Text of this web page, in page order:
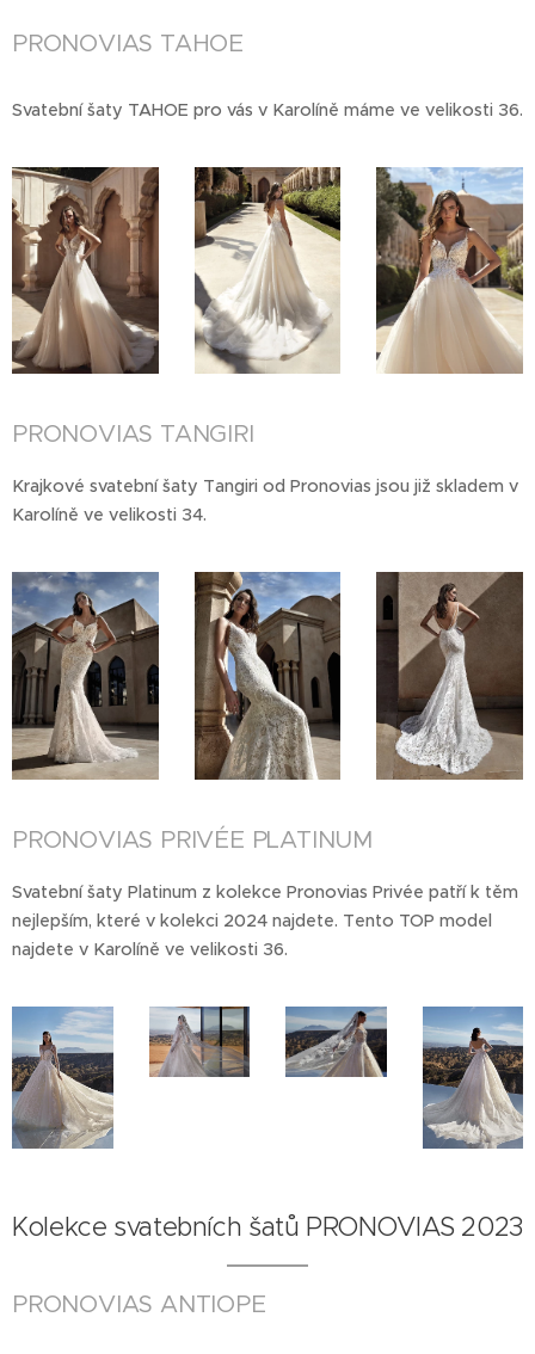
PRONOVIAS TAHOE
Svatební šaty TAHOE pro vás v Karolíně máme ve velikosti 36.
PRONOVIAS TANGIRI
Krajkové svatební šaty Tangiri od Pronovias jsou již skladem v
Karolíně ve velikosti 34.
PRONOVIAS PRIVÉE PLATINUM
Svatební šaty Platinum z kolekce Pronovias Privée patří k těm
nejlepším, které v kolekci 2024 najdete. Tento TOP model
najdete v Karolíně ve velikosti 36.
Kolekce svatebních šatů PRONOVIAS 2023
PRONOVIAS ANTIOPE